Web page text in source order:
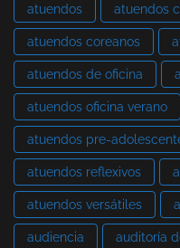
atuendos atuendos
atuendos coreanos
atuendos de oficina
atuendos oficina verano
atuendos pre-
atuendos reflexivos
atuendos versátiles
audiencia auditoría